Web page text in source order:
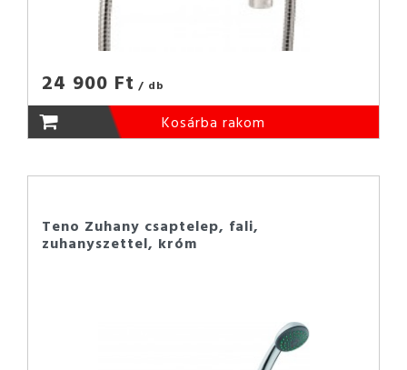
24 900 Ft / db
Kosárba rakom
Teno Zuhany csaptelep, fali,
zuhanyszettel, króm